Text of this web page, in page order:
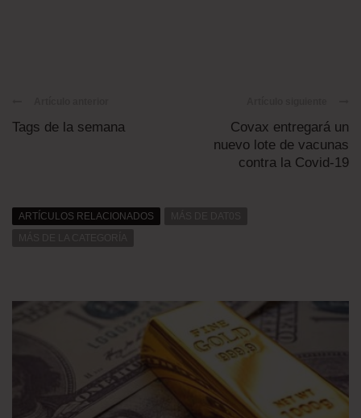
Tags de la semana
Covax entregará un
nuevo lote de vacunas
contra la Covid-19
ARTÍCULOS RELACIONADOS